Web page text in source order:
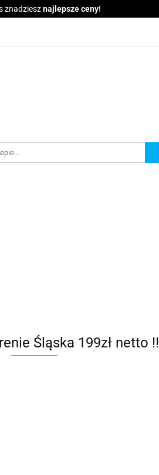
znadziesznajlepsze ceny!
Śląska 199zł netto !!